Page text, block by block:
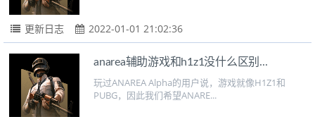
更新日志 2022-01-01 21:02:36
anarea辅助游戏和h1z1没什么区别...
玩过ANAREA Alpha的用户说，游戏就像H1Z1和
PUBG，因此我们希望ANARE...